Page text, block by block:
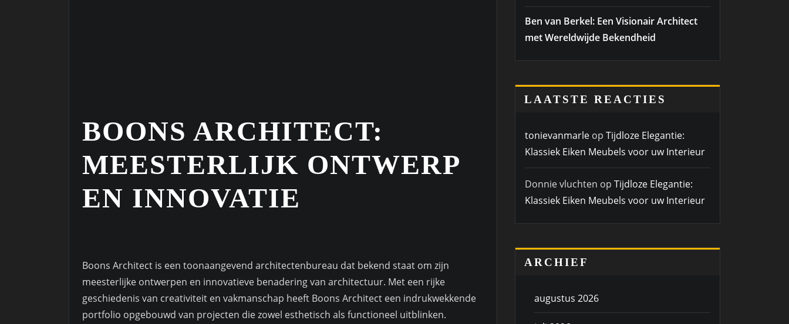
BOONS ARCHITECT:
MEESTERLIJK ONTWERP
EN INNOVATIE
Boons Architect is een toonaangevend architectenbureau dat bekend staat om zijn
meesterlijke ontwerpen en innovatieve benadering van architectuur. Met een rijke
geschiedenis van creativiteit en vakmanschap heeft Boons Architect een indrukwekkende
portfolio opgebouwd van projecten die zowel esthetisch als functioneel uitblinken.
Ben van Berkel: Een Visionair Architect
met Wereldwijde Bekendheid
LAATSTE REACTIES
tonievanmarle op Tijdloze Elegantie:
Klassiek Eiken Meubels voor uw Interieur
Donnie vluchten op Tijdloze Elegantie:
Klassiek Eiken Meubels voor uw Interieur
ARCHIEF
augustus 2026